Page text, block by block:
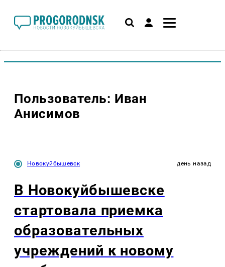
Пользователь: Иван
Анисимов
Новокуйбышевск день назад
В Новокуйбышевске
стартовала приемка
образовательных
учреждений к новому